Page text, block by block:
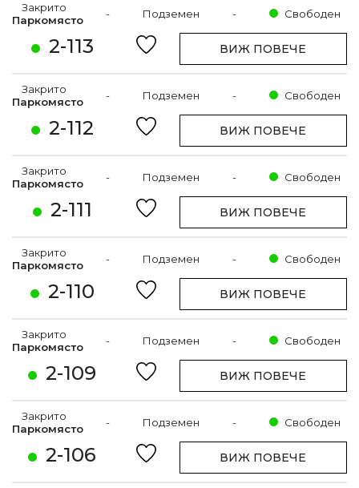
2-113
Закрито
Паркомясто
- Подземен - Свободен
ВИЖ ПОВЕЧЕ
2-112
Закрито
Паркомясто
- Подземен - Свободен
ВИЖ ПОВЕЧЕ
2-111
Закрито
Паркомясто
- Подземен - Свободен
ВИЖ ПОВЕЧЕ
2-110
Закрито
Паркомясто
- Подземен - Свободен
ВИЖ ПОВЕЧЕ
2-109
Закрито
Паркомясто
- Подземен - Свободен
ВИЖ ПОВЕЧЕ
2-106
Закрито
Паркомясто
- Подземен - Свободен
ВИЖ ПОВЕЧЕ